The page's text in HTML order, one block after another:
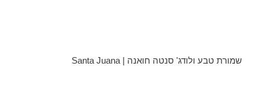
שמורת טבע ולודג' סנטה חואנה | Santa Juana